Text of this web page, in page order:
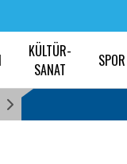
KÜLTÜR-
SANAT
SPOR
Genel Kurulu’nun